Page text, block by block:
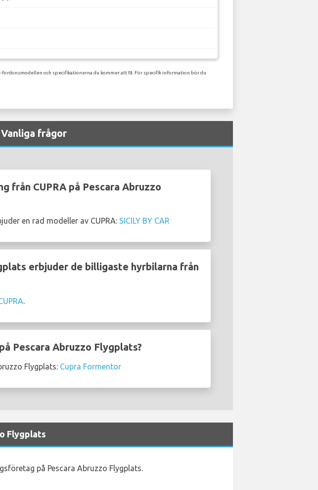
och specifikationerna du kommer att få. För specifik information bör du
frågor
från CUPRA på Pescara Abruzzo
en rad modeller av CUPRA: SICILY BY CAR
erbjuder de billigaste hyrbilarna från
.
Pescara Abruzzo Flygplats?
Flygplats: Cupra Formentor
Flygplats
på Pescara Abruzzo Flygplats.